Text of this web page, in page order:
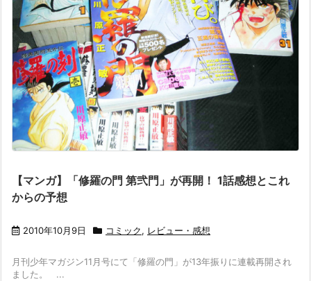
【マンガ】「修羅の門 第弐門」が再開！ 1話感想とこれ
からの予想
2010年10月9日 コミック, レビュー・感想
月刊少年マガジン11月号にて「修羅の門」が13年振りに連載再開され
ました。 ...